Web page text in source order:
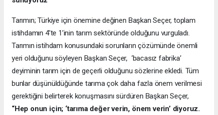
Tarımın; Türkiye için önemine değinen Başkan Seçer, toplam
istihdamın 4’te 1’inin tarım sektöründe olduğunu vurguladı.
Tarımın istihdam konusundaki sorunların çözümünde önemli
yeri olduğunu söyleyen Başkan Seçer, ‘bacasız fabrika’
deyiminin tarım için de geçerli olduğunu sözlerine ekledi. Tüm
bunlar düşünüldüğünde tarıma çok daha fazla önem verilmesi
gerektiğini belirterek konuşmasını sürdüren Başkan Seçer,
“Hep onun için; ‘tarıma değer verin, önem verin’ diyoruz.